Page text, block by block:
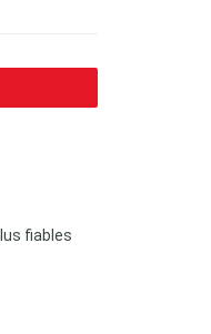
fiables